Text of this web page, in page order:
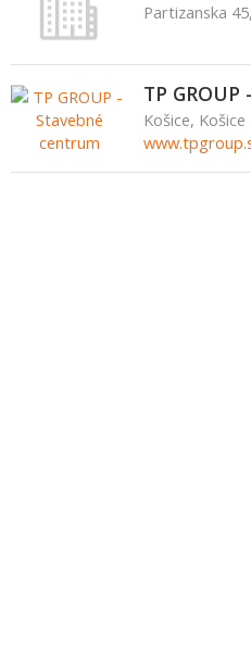
Partizanska
TP
Košice,